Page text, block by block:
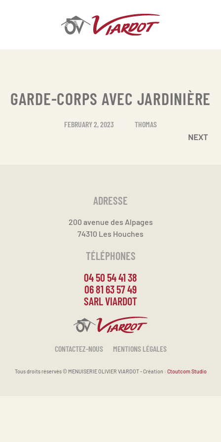
GARDE-CORPS AVEC JARDINIÈRE
FEBRUARY 2, 2023
THOMAS
NEXT
ADRESSE
200 avenue des Alpages
74310 Les Houches
SARL VIARDOT
CONTACTEZ-NOUS MENTIONS LÉGALES
Tous droits réservés © MENUISERIE OLIVIER VIARDOT - Création : Ctoutcom Studio
TÉLÉPHONES
04 50 54 41 38
06 81 63 57 49